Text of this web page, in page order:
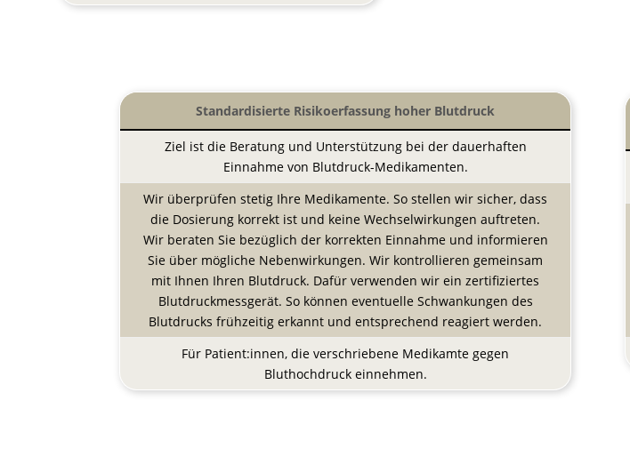
Standardisierte Risikoerfassung hoher Blutdruck
Ziel ist die Beratung und Unterstützung bei der dauerhaften
Einnahme von Blutdruck-Medikamenten.
Wir überprüfen stetig Ihre Medikamente. So stellen wir sicher, dass
die Dosierung korrekt ist und keine Wechselwirkungen auftreten.
Wir beraten Sie bezüglich der korrekten Einnahme und informieren
Sie über mögliche Nebenwirkungen. Wir kontrollieren gemeinsam
mit Ihnen Ihren Blutdruck. Dafür verwenden wir ein zertifiziertes
Blutdruckmessgerät. So können eventuelle Schwankungen des
Blutdrucks frühzeitig erkannt und entsprechend reagiert werden.
Für Patient:innen, die verschriebene Medikamte gegen
Bluthochdruck einnehmen.